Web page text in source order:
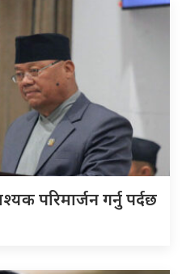
परिमार्जन गर्नु पर्दछ